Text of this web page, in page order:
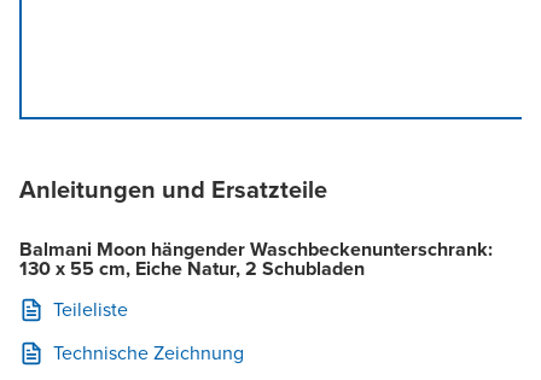
Anleitungen und Ersatzteile
Balmani Moon hängender Waschbeckenunterschrank:
130 x 55 cm, Eiche Natur, 2 Schubladen
Teileliste
Technische Zeichnung